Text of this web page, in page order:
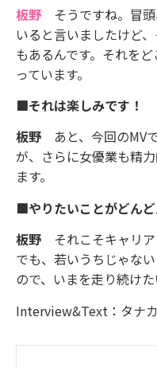
板野 そうですね。冒
いると言いましたけど
もあるんです。それを
っています。
■それは楽しみです！
板野 あと、今回のMV
が、さらに女優業も精
ます。
■やりたいことがどんど
板野 それこそキャリ
でも、若いうちじゃな
ので、いまを走り続けた
Interview&Text：タナ